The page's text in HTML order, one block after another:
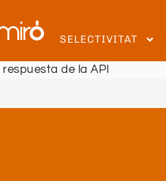
SELECTIVITAT
de la API